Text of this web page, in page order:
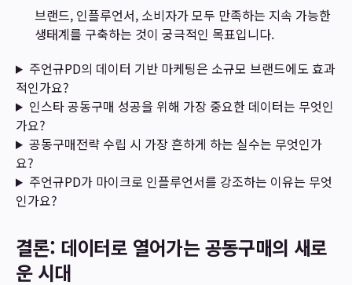
브랜드, 인플루언서, 소비자가 모두 만족하는 지속 가능한
생태계를 구축하는 것이 궁극적인 목표입니다.
주언규PD의 데이터 기반 마케팅은 소규모 브랜드에도 효과
적인가요?
인스타 공동구매 성공을 위해 가장 중요한 데이터는 무엇인
가요?
공동구매전략 수립 시 가장 흔하게 하는 실수는 무엇인가
요?
주언규PD가 마이크로 인플루언서를 강조하는 이유는 무엇
인가요?
결론: 데이터로 열어가는 공동구매의 새로
운 시대